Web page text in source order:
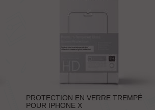
PROTECTION EN VERRE TREMPÉ
POUR IPHONE X